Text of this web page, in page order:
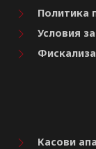
Политика
Условия
Касови